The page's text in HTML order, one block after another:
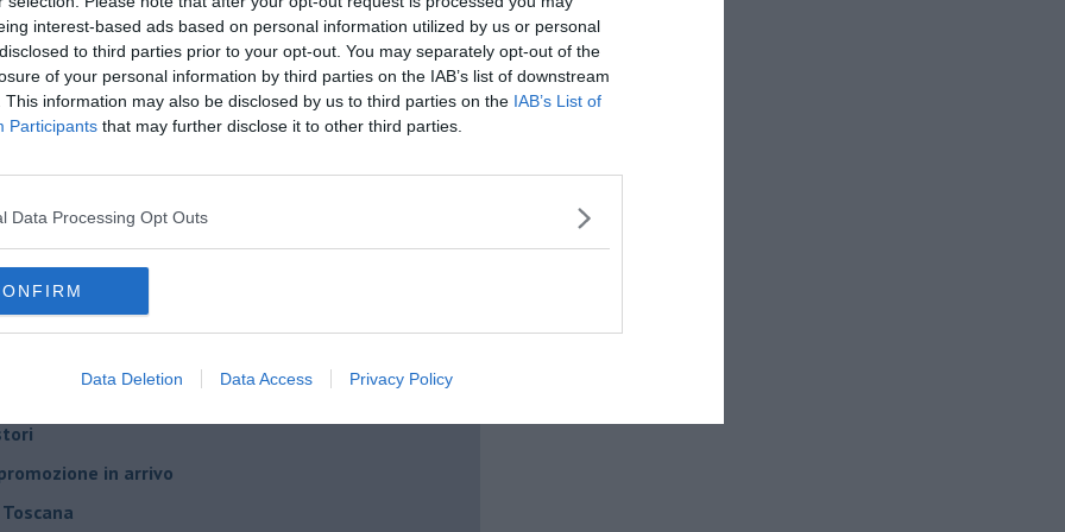
interest-based ads based on personal information utilized by us or personal
to third parties prior to your opt-out. You may separately opt-out of the
of your personal information by third parties on the IAB’s list of downstream
This information may also be disclosed by us to third parties on the IAB’s List of
Participants that may further disclose it to other third parties.
Data Processing Opt Outs
Data Deletion Data Access Privacy Policy
della Birra di Mare
vincenti toscane
di proprietà
la birra
di Opperbacco
Di Rado
in arrivo